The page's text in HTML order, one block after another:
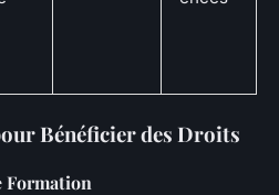
Bénéficier des Droits
Formation